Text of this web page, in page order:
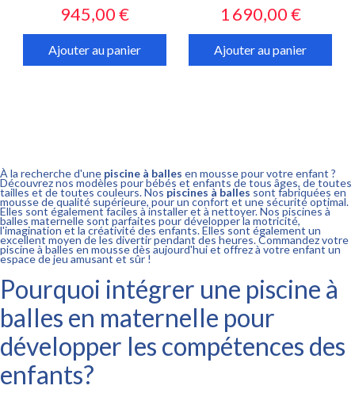
Prix
945,00 €
Ajouter au panier
Prix
1 690,00 €
Ajouter au panier
À la recherche d'une piscine à balles en mousse pour votre enfant ?
Découvrez nos modèles pour bébés et enfants de tous âges, de toutes
tailles et de toutes couleurs. Nos piscines à balles sont fabriquées en
mousse de qualité supérieure, pour un confort et une sécurité optimal.
Elles sont également faciles à installer et à nettoyer. Nos piscines à
balles maternelle sont parfaites pour développer la motricité,
l'imagination et la créativité des enfants. Elles sont également un
excellent moyen de les divertir pendant des heures. Commandez votre
piscine à balles en mousse dès aujourd'hui et offrez à votre enfant un
espace de jeu amusant et sûr !
Pourquoi intégrer une piscine à
balles en maternelle pour
développer les compétences des
enfants?